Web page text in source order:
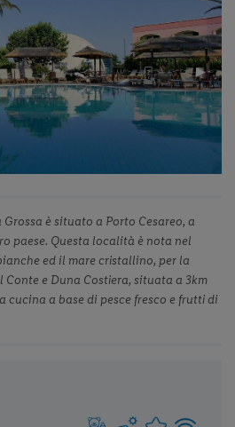
Next
Slide
▶︎
è situato a Porto Cesareo, a
paese. Questa località è nota nel
ed il mare cristallino, per la
e Duna Costiera, situata a 3km
cucina a base di pesce fresco e frutti di